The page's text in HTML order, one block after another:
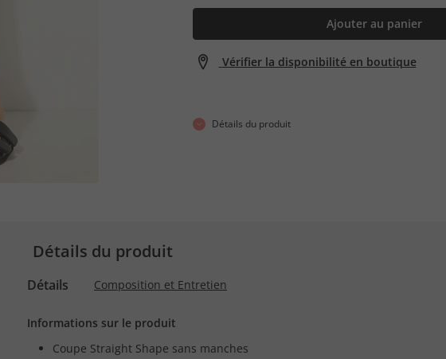
Ajouter au panier
Vérifier la disponibilité en boutique
Détails du produit
Détails du produit
Détails Composition et Entretien
Informations sur le produit
Coupe Straight Shape sans manches